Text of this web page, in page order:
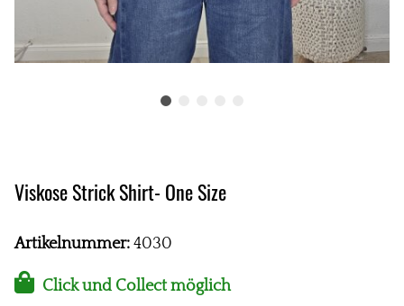
Viskose Strick Shirt- One Size
Artikelnummer: 4030
Click und Collect möglich